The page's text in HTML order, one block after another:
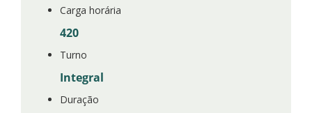
Carga horária
420
Turno
Integral
Duração